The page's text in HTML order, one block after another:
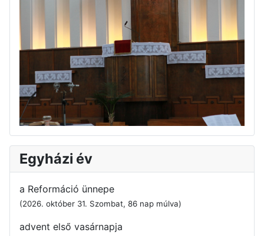
Egyházi év
a Reformáció ünnepe
(2026. október 31. Szombat, 86 nap múlva)
advent első vasárnapja